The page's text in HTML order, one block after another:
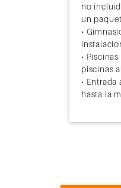
no
un
•
•
piscinas
•
hasta la